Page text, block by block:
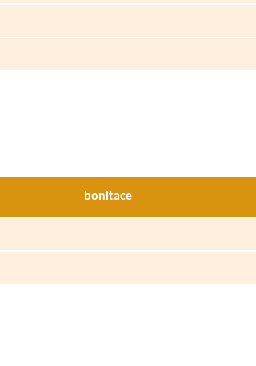
bonitace